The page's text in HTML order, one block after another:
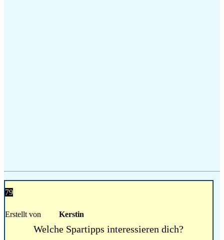
79
Erstellt von Kerstin
Welche Spartipps interessieren dich?